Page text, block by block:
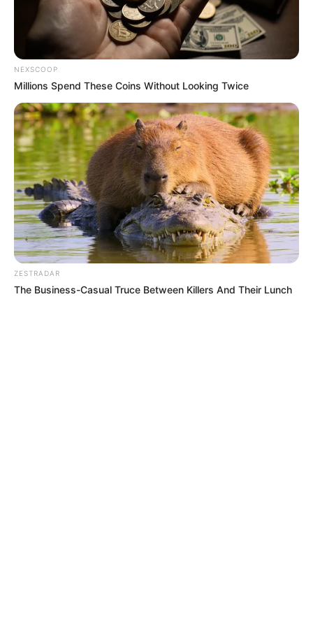
TEMAS DESTACADOS
RECIBO DEL AGUA
LOCALIDAD DE USAQUÉN
CORTES DE LUZ
LOCALIDAD DE ENGATIVÁ
REGIOTRAM DE OCCIDENTE
LOCALIDAD DE SUBA
NEXSCOOP
Millions Spend These Coins Without Looking Twice
ZESTRADAR
The Business-Casual Truce Between Killers And Their Lunch